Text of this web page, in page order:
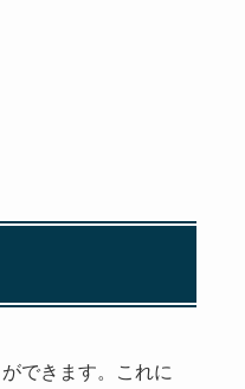
できます。これに